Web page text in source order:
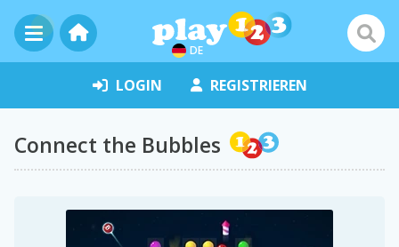
DE
LOGIN REGISTRIEREN
Connect the Bubbles